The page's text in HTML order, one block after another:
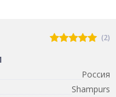
(2)
Россия
Shampurs